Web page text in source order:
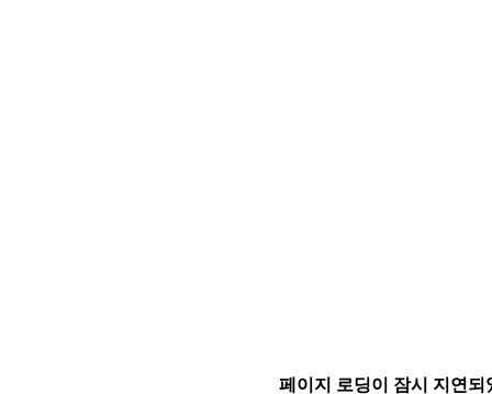
페이지 로딩이 잠시 지연